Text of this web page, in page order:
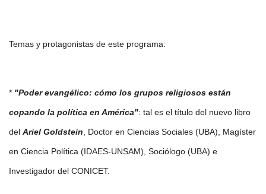
Temas y protagonistas de este programa:
* "Poder evangélico: cómo los grupos religiosos están
copando la política en América": tal es el título del nuevo libro
del Ariel Goldstein , Doctor en Ciencias Sociales (UBA), Magíster
en Ciencia Política (IDAES-UNSAM), Sociólogo (UBA) e
Investigador del CONICET.